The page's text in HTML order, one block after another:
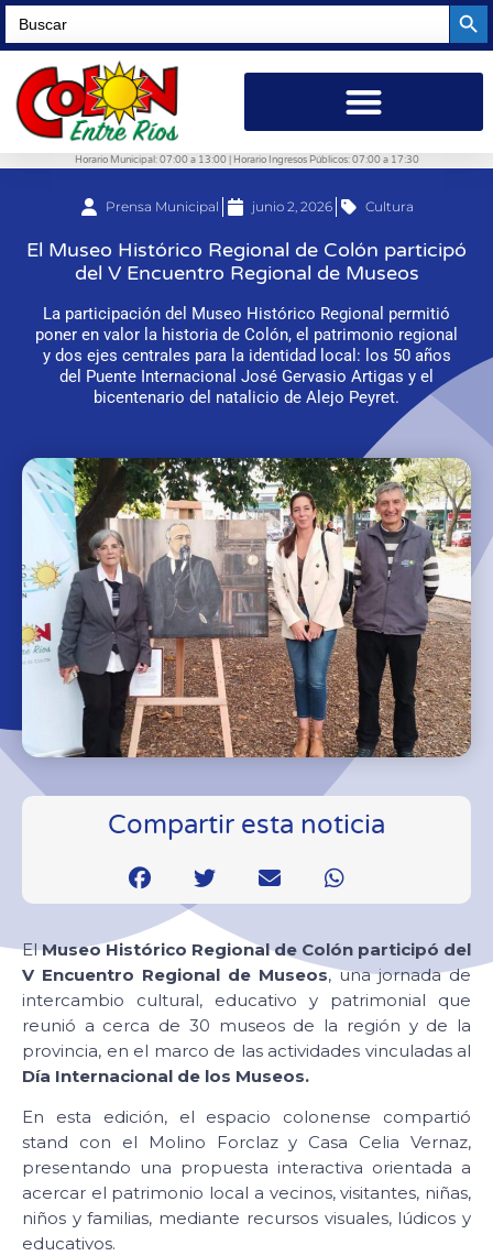
Search
for:
Horario Municipal: 07:00 a 13:00 | Horario Ingresos Públicos: 07:00 a 17:30
Prensa Municipal junio 2, 2026 Cultura
El Museo Histórico Regional de Colón participó
del V Encuentro Regional de Museos
La participación del Museo Histórico Regional permitió
poner en valor la historia de Colón, el patrimonio regional
y dos ejes centrales para la identidad local: los 50 años
del Puente Internacional José Gervasio Artigas y el
bicentenario del natalicio de Alejo Peyret.
Compartir esta noticia
ElMuseo Histórico Regional de Colón participó del
V Encuentro Regional de Museos, una jornada de
intercambio cultural, educativo y patrimonial que
reunió a cerca de 30 museos de la región y de la
provincia, en el marco de las actividades vinculadas al
Día Internacional de los Museos.
En esta edición, el espacio colonense compartió
stand con el Molino Forclaz y Casa Celia Vernaz,
presentando una propuesta interactiva orientada a
acercar el patrimonio local a vecinos, visitantes, niñas,
niños y familias, mediante recursos visuales, lúdicos y
educativos.